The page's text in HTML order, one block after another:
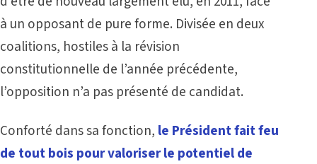
à un opposant de pure forme. Divisée en deux
coalitions, hostiles à la révision
constitutionnelle de l’année précédente,
l’opposition n’a pas présenté de candidat.
Conforté dans sa fonction, le Président fait feu
de tout bois pour valoriser le potentiel de